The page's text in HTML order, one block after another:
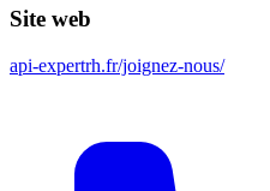
Site web
api-expertrh.fr/joignez-nous/